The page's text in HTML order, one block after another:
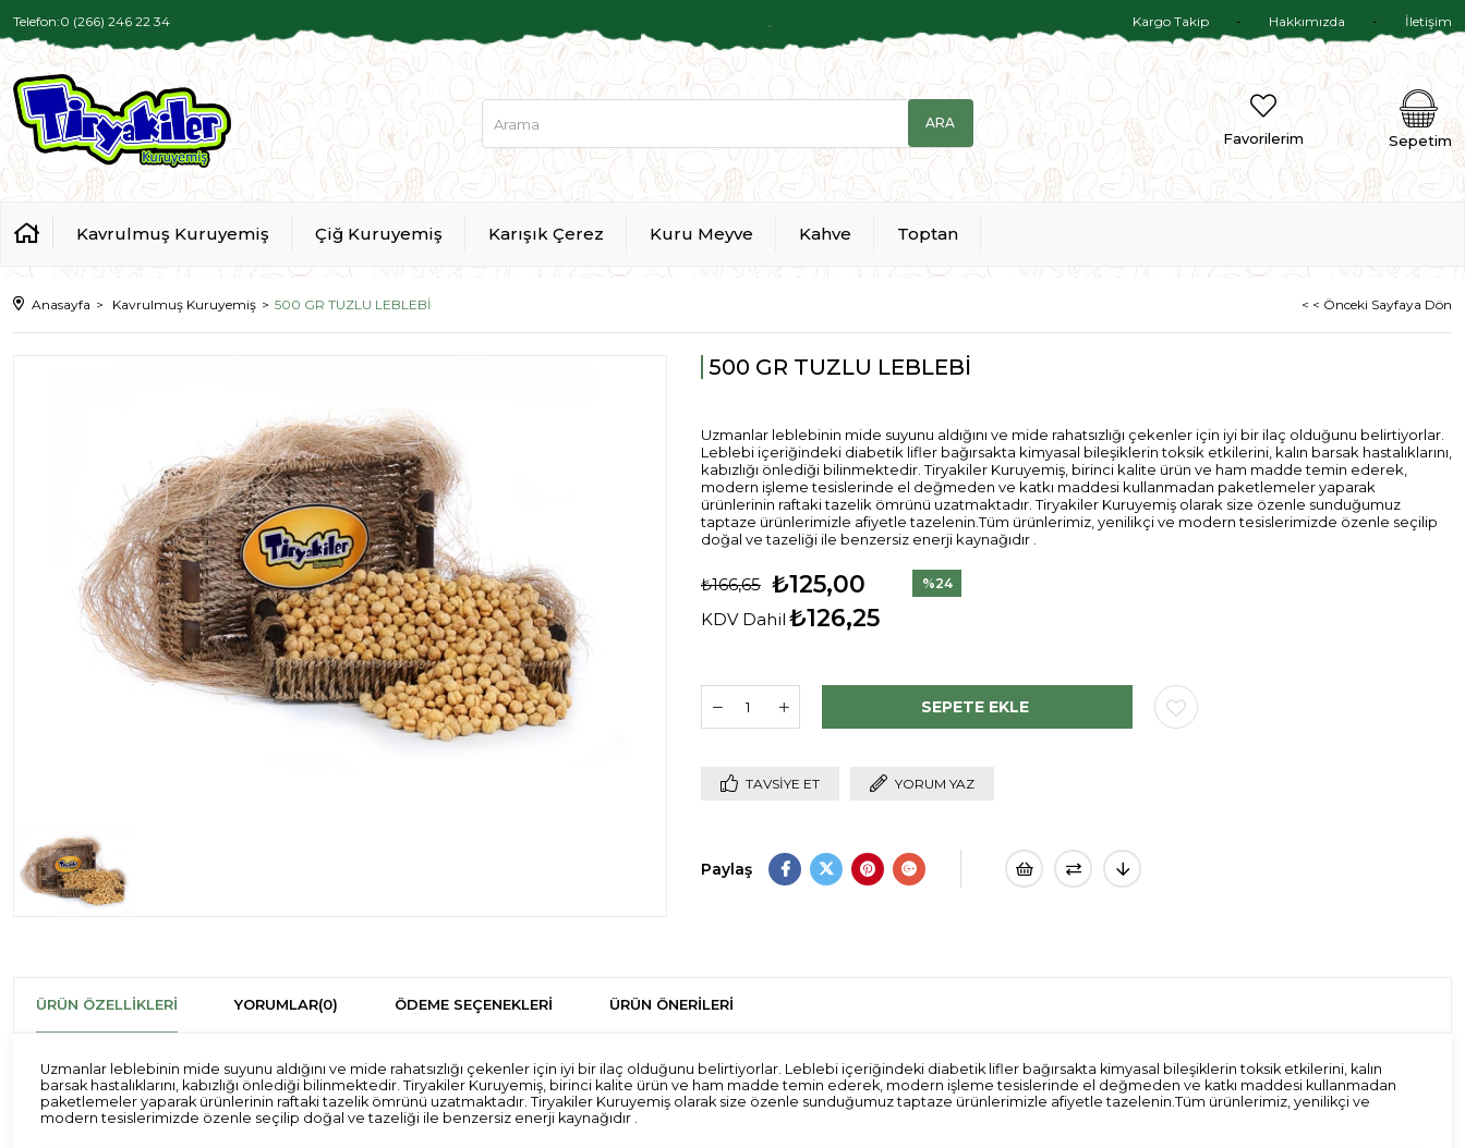
Telefon:0 (266) 246 22 34 Kargo Takip Hakkımızda İletişim
Sepetim
Favorilerim
Kavrulmuş Kuruyemiş Çiğ Kuruyemiş Karışık Çerez Kuru Meyve Kahve Toptan
Anasayfa Kavrulmuş Kuruyemiş 500 GR TUZLU LEBLEBİ < < Önceki Sayfaya Dön
500 GR TUZLU LEBLEBİ
Uzmanlar leblebinin mide suyunu aldığını ve mide rahatsızlığı çekenler için iyi bir ilaç olduğunu belirtiyorlar.
Leblebi içeriğindeki diabetik lifler bağırsakta kimyasal bileşiklerin toksik etkilerini, kalın barsak hastalıklarını,
kabızlığı önlediği bilinmektedir. Tiryakiler Kuruyemiş, birinci kalite ürün ve ham madde temin ederek,
modern işleme tesislerinde el değmeden ve katkı maddesi kullanmadan paketlemeler yaparak
ürünlerinin raftaki tazelik ömrünü uzatmaktadır. Tiryakiler Kuruyemiş olarak size özenle sunduğumuz
taptaze ürünlerimizle afiyetle tazelenin.Tüm ürünlerimiz, yenilikçi ve modern tesislerimizde özenle seçilip
doğal ve tazeliği ile benzersiz enerji kaynağıdır .
₺166,65 ₺125,00
KDV Dahil ₺126,25
%24
TAVSIYE ET YORUM YAZ
Paylaş
ÜRÜN ÖZELLIKLERI YORUMLAR(0) ÖDEME SEÇENEKLERI ÜRÜN ÖNERILERI
Uzmanlar leblebinin mide suyunu aldığını ve mide rahatsızlığı çekenler için iyi bir ilaç olduğunu belirtiyorlar. Leblebi içeriğindeki diabetik lifler bağırsakta kimyasal bileşiklerin toksik etkilerini, kalın
barsak hastalıklarını, kabızlığı önlediği bilinmektedir. Tiryakiler Kuruyemiş, birinci kalite ürün ve ham madde temin ederek, modern işleme tesislerinde el değmeden ve katkı maddesi kullanmadan
paketlemeler yaparak ürünlerinin raftaki tazelik ömrünü uzatmaktadır. Tiryakiler Kuruyemiş olarak size özenle sunduğumuz taptaze ürünlerimizle afiyetle tazelenin.Tüm ürünlerimiz, yenilikçi ve
modern tesislerimizde özenle seçilip doğal ve tazeliği ile benzersiz enerji kaynağıdır .